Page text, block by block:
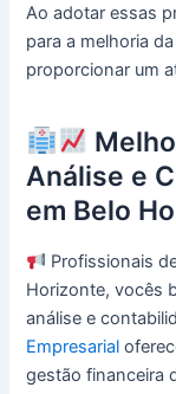
Ao adotar essas
para a melhoria
proporcionar um
Análise e
em Belo
Profissionais
Horizonte, vocês
análise e
Empresarial
gestão financeira